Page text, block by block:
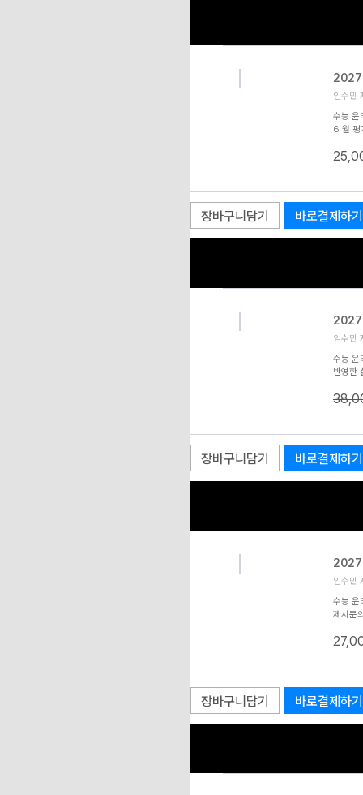
2027
임수민
수능
6 월 평
어떻게
를 선별
: 모든
장바구니담기 바로결제하기
2027
임수민
수능 윤
반영한
원
3. 해설
현자의
장바구니담기 바로결제하기
2027
임수민
수능
제시문
POINT
· 비연
는 윤리
장바구니담기 바로결제하기